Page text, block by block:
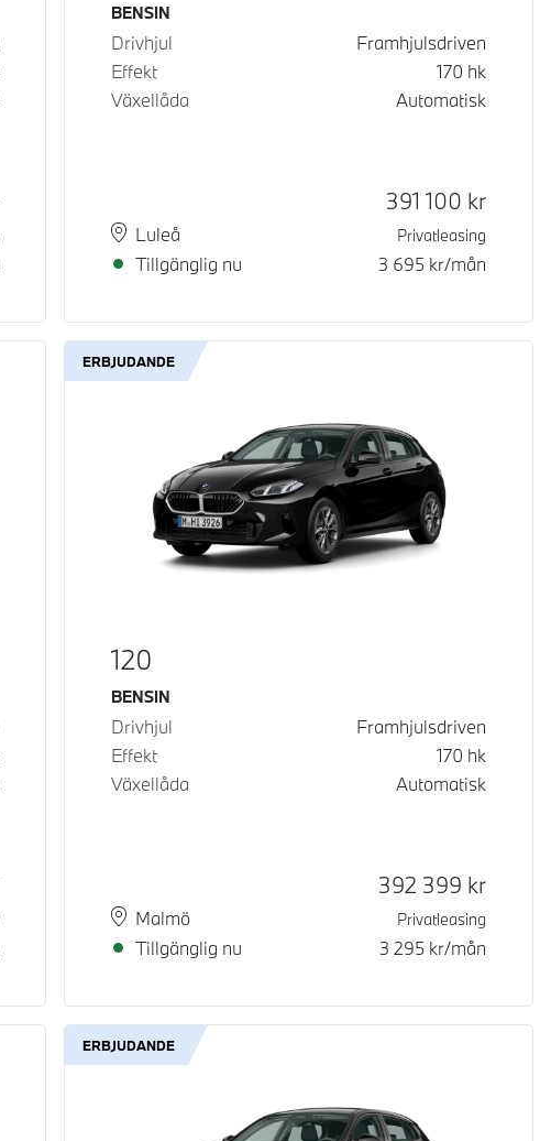
Bränsle
BENSIN
Drivhjul
Framhjulsdriven
Effekt
170 hk
Växellåda
Automatisk
PlatsLuleå
Leveranstid
Tillgänglig nu
Kontantpris
391 100 kr
Privatleasing
3 695 kr/mån
ERBJUDANDE
120
Bränsle
BENSIN
Drivhjul
Framhjulsdriven
Effekt
170 hk
Växellåda
Automatisk
PlatsMalmö
Leveranstid
Tillgänglig nu
Kontantpris
392 399 kr
Privatleasing
3 295 kr/mån
ERBJUDANDE